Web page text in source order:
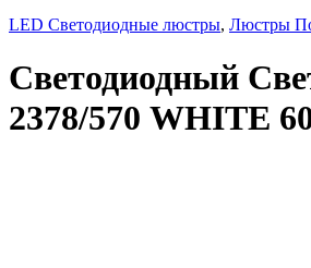
LED Светодиодные люстры, Люстры
Светодиодный
2378/570 WHITE